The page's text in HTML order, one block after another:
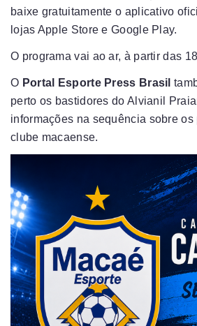
baixe gratuitamente o aplicativo
lojas Apple Store e Google Play.
O programa vai ao ar, à partir das
O Portal Esporte Press Brasil
perto os bastidores do Alvianil
informações na sequência sobre
clube macaense.